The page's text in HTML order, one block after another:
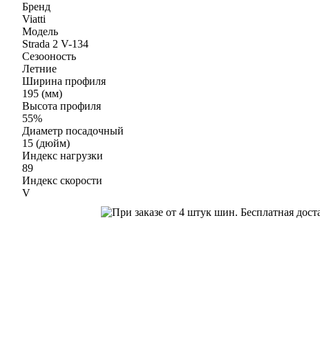
Бренд
Viatti
Модель
Strada 2 V-134
Сезооность
Летние
Ширина профиля
195 (мм)
Высота профиля
55%
Диаметр посадочный
15 (дюйм)
Индекс нагрузки
89
Индекс скорости
V